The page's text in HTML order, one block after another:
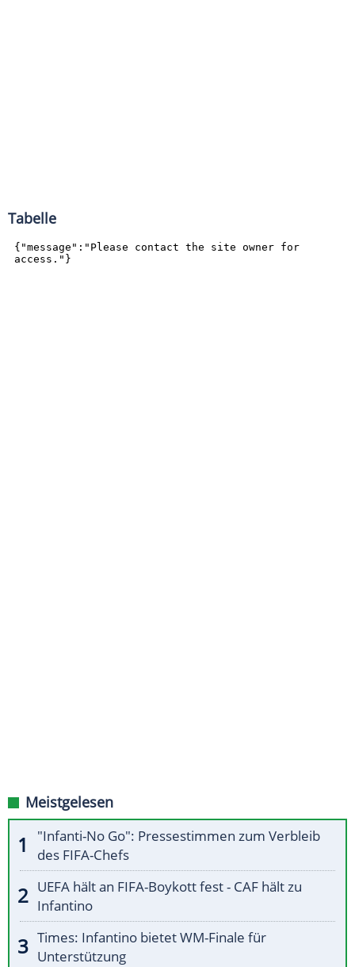
Tabelle
Meistgelesen
"Infanti-No Go": Pressestimmen zum Verbleib
des FIFA-Chefs
UEFA hält an FIFA-Boykott fest - CAF hält zu
Infantino
Times: Infantino bietet WM-Finale für
Unterstützung